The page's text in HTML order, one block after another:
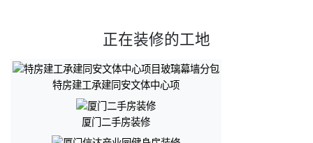
正在装修的工地
特房建工承建同安文体中心项
厦门二手房装修